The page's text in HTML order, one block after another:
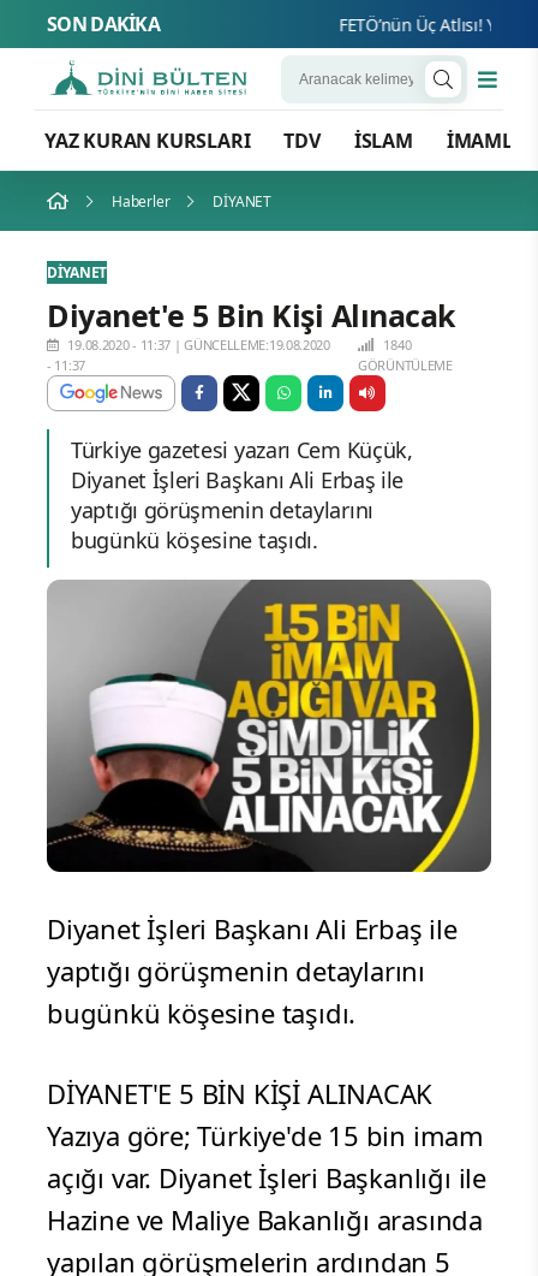
SON DAKİKA FETÖ’nün Üç Atlısı! Yeni
YAZ KURAN KURSLARI TDV İSLAM İMAMLAR
Haberler DİYANET
DİYANET
Diyanet'e 5 Bin Kişi Alınacak
19.08.2020 - 11:37 |GÜNCELLEME:19.08.2020
- 11:37
1840
GÖRÜNTÜLEME
Türkiye gazetesi yazarı Cem Küçük,
Diyanet İşleri Başkanı Ali Erbaş ile
yaptığı görüşmenin detaylarını
bugünkü köşesine taşıdı.
Diyanet İşleri Başkanı Ali Erbaş ile
yaptığı görüşmenin detaylarını
bugünkü köşesine taşıdı.
DİYANET'E 5 BİN KİŞİ ALINACAK
Yazıya göre; Türkiye'de 15 bin imam
açığı var. Diyanet İşleri Başkanlığı ile
Hazine ve Maliye Bakanlığı arasında
yapılan görüşmelerin ardından 5